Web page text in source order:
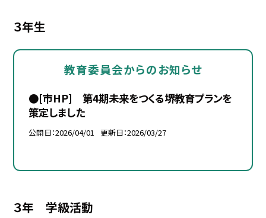
３年生
教育委員会からのお知らせ
●[市HP] 第4期未来をつくる堺教育プランを
策定しました
公開日 2026/04/01 更新日 2026/03/27
３年 学級活動